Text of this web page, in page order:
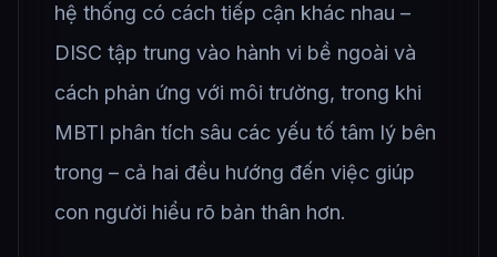
hệ thống có cách tiếp cận khác nhau –
DISC tập trung vào hành vi bề ngoài và
cách phản ứng với môi trường, trong khi
MBTI phân tích sâu các yếu tố tâm lý bên
trong – cả hai đều hướng đến việc giúp
con người hiểu rõ bản thân hơn.